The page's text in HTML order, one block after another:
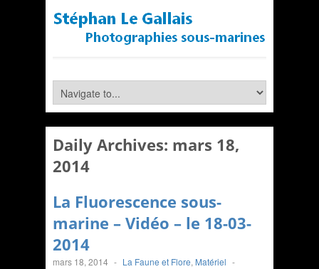
Daily Archives: mars 18,
2014
La Fluorescence sous-
marine – Vidéo – le 18-03-
2014
mars 18, 2014 - La Faune et Flore, Matériel -